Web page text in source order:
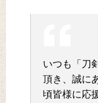
いつも「刀
頂き、誠に
頃皆様に応